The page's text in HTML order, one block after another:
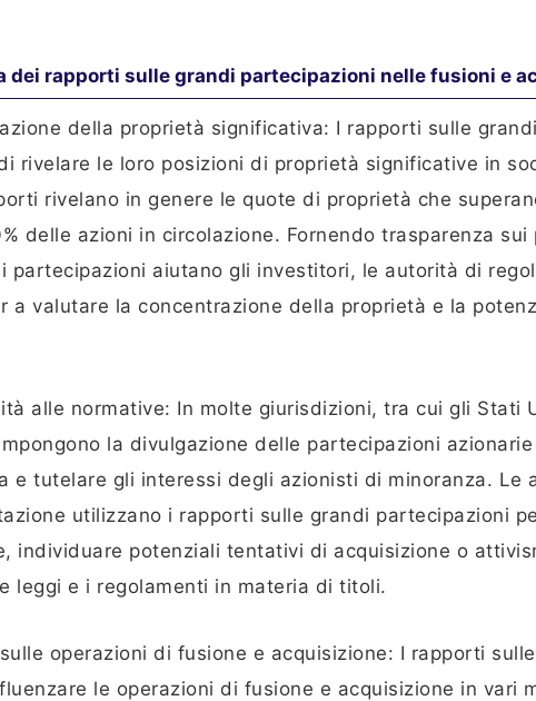
dei rapporti sulle grandi partecipazioni nelle fusioni e
della proprietà significativa: I rapporti sulle
rivelare le loro posizioni di proprietà significative in
rivelano in genere le quote di proprietà che
delle azioni in circolazione. Fornendo trasparenza
partecipazioni aiutano gli investitori, le autorità di
a valutare la concentrazione della proprietà e la
alle normative: In molte giurisdizioni, tra cui gli Stati
la divulgazione delle partecipazioni
e tutelare gli interessi degli azionisti di minoranza. Le
utilizzano i rapporti sulle grandi partecipazioni
individuare potenziali tentativi di acquisizione o
leggi e i regolamenti in materia di titoli.
operazioni di fusione e acquisizione: I rapporti
le operazioni di fusione e acquisizione in vari